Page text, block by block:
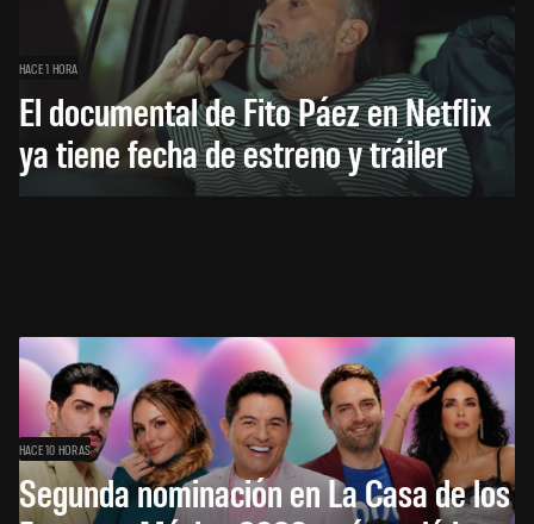
HACE 1 HORA
El documental de Fito Páez en Netflix
ya tiene fecha de estreno y tráiler
HACE 10 HORAS
Segunda nominación en La Casa de los